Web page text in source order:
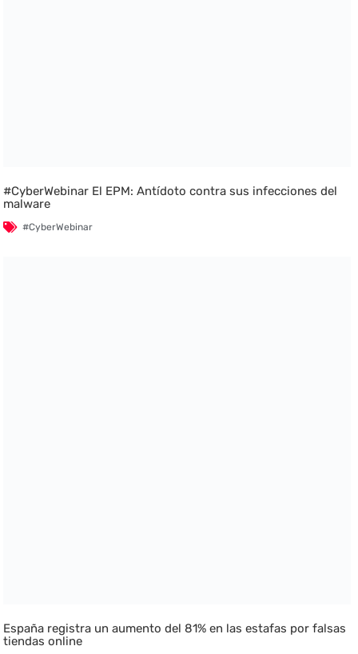
#CyberWebinar El EPM: Antídoto contra sus infecciones del
malware
#CyberWebinar
España registra un aumento del 81% en las estafas por falsas
tiendas online